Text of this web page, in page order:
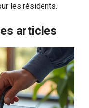
les résidents.
articles